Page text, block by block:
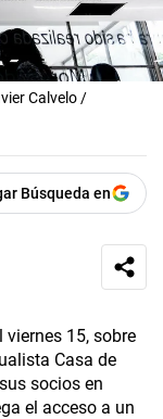
Calvelo /
Búsqueda en
15, sobre
Casa de
socios en
el acceso a un